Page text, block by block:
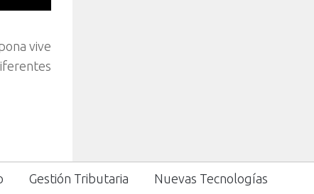
vive
Gestión Tributaria Nuevas Tecnologías